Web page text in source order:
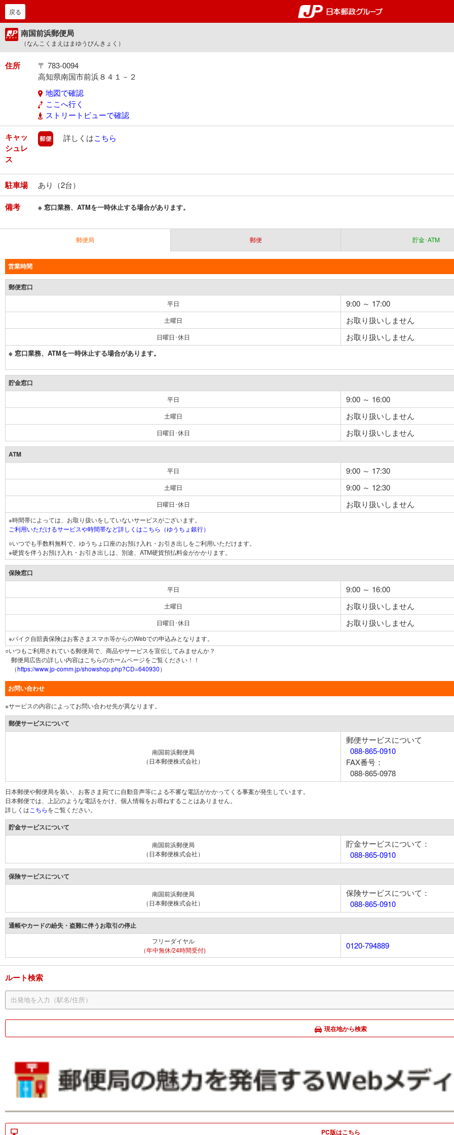
郵便局・日本郵政グルー
戻る
南国前浜郵便局
（なんこくまえはまゆうびんきょく）
住所
〒 783-0094
高知県南国市前浜８４１－２
地図で確認
ここへ行く
ストリートビューで確認
キャッ
シュレ
ス
郵便
詳しくはこちら
駐車場 あり（2台）
備考 ※ 窓口業務、ATMを一時休止する場合があります。
郵便局 郵便 貯金･ATM
営業時間
郵便窓口
平日 9:00 ～ 17:00
土曜日 お取り扱いしません
日曜日･休日 お取り扱いしません
※ 窓口業務、ATMを一時休止する場合があります。
貯金窓口
平日 9:00 ～ 16:00
土曜日 お取り扱いしません
日曜日･休日 お取り扱いしません
ATM
平日 9:00 ～ 17:30
土曜日 9:00 ～ 12:30
日曜日･休日 お取り扱いしません
※時間帯によっては、お取り扱いをしていないサービスがございます。
ご利用いただけるサービスや時間帯など詳しくはこちら（ゆうちょ銀行）
○いつでも手数料無料で、ゆうちょ口座のお預け入れ・お引き出しをご利用いただけます。
※硬貨を伴うお預け入れ・お引き出しは、別途、ATM硬貨預払料金がかかります。
保険窓口
平日 9:00 ～ 16:00
土曜日 お取り扱いしません
日曜日･休日 お取り扱いしません
※バイク自賠責保険はお客さまスマホ等からのWebでの申込みとなります。
○いつもご利用されている郵便局で、商品やサービスを宣伝してみませんか？
郵便局広告の詳しい内容はこちらのホームページをご覧ください！！
（https://www.jp-comm.jp/showshop.php?CD=640930）
お問い合わせ
※サービスの内容によってお問い合わせ先が異なります。
郵便サービスについて
南国前浜郵便局
（日本郵便株式会社）
郵便サービスについて
088-865-0910
FAX番号：
088-865-0978
日本郵便や郵便局を装い、お客さま宛てに自動音声等による不審な電話がかかってくる事案が発生しています。
日本郵便では、上記のような電話をかけ、個人情報をお尋ねすることはありません。
詳しくは こちらをご覧ください。
貯金サービスについて
南国前浜郵便局
（日本郵便株式会社）
貯金サービスについて：
088-865-0910
保険サービスについて
南国前浜郵便局
（日本郵便株式会社）
保険サービスについて：
088-865-0910
通帳やカードの紛失・盗難に伴うお取引の停止
フリーダイヤル
（年中無休/24時間受付)
0120-794889
ルート検索
現在地から検索
PC版はこちら